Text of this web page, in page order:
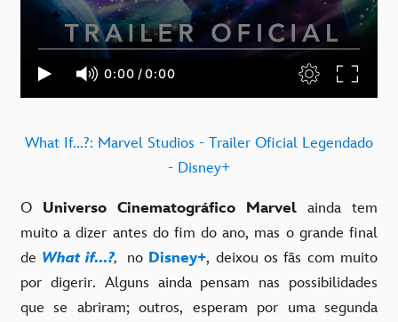
What If...?: Marvel Studios - Trailer Oficial Legendado
- Disney+
O Universo Cinematográfico Marvel ainda tem
muito a dizer antes do fim do ano, mas o grande final
de What if...?, no Disney+, deixou os fãs com muito
por digerir. Alguns ainda pensam nas possibilidades
que se abriram; outros, esperam por uma segunda